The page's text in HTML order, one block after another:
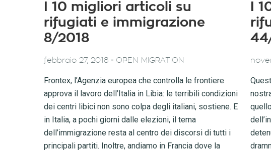
I 10 migliori articoli su
rifugiati e immigrazione
8/2018
febbraio 27, 2018 - OPEN MIGRATION
Frontex, l’Agenzia europea che controlla le frontiere
approva il lavoro dell’Italia in Libia: le terribili condizioni
dei centri libici non sono colpa degli italiani, sostiene. E
in Italia, a pochi giorni dalle elezioni, il tema
dell’immigrazione resta al centro dei discorsi di tutti i
principali partiti. Inoltre, andiamo in Francia dove la
I